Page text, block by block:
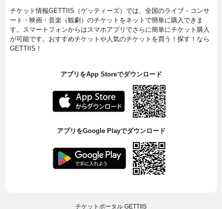
チケット情報GETTIIS（ゲッティーズ）では、全国のライブ・コンサ
ート・映画・音楽（観劇）のチケットをネットで簡単に購入できま
す。スマートフォンからはスマホアプリでさらに簡単にチケット購入
が可能です。おすすめチケットや人気のチケットを買う！探す！なら
GETTIIS！
アプリをApp Storeでダウンロード
アプリをGoogle Playでダウンロード
チケットポータル GETTIIS